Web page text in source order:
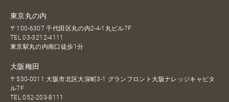
東京丸の内
〒100-6307 千代田区丸の内2-4-1丸ビル7F
TEL03-3212-4111
東京駅丸の内南口徒歩1分
大阪梅田
〒530-0011 大阪市北区大深町3-1 グランフロント大阪ナレッジキャピタ
ル7F
TEL052-203-8111